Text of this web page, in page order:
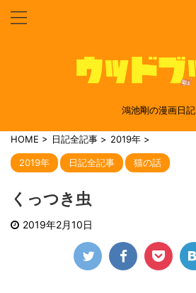
鴻池剛の漫画日記
HOME > 日記全記事 > 2019年 >
2019年 日記全記事 猫の話
くっつき虫
2019年2月10日